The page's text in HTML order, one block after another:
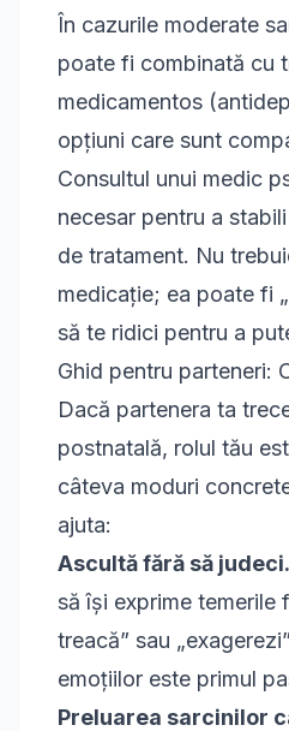
În cazurile moderate
poate fi combinată cu
medicamentos
opțiuni care sunt
Consultul unui medic
necesar pentru a
de tratament. Nu
medicație; ea poate fi
să te ridici pentru a
Ghid pentru parteneri:
Dacă partenera ta
postnatală, rolul tău
câteva moduri
ajuta:
Ascultă fără să judeci.
să își exprime temerile
treacă” sau
emoțiilor este primul
Preluarea sarcinilor